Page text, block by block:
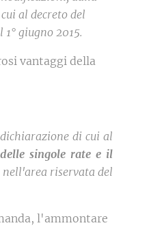
al decreto del
giugno 2015.
vantaggi della
di cui al
singole rate e il
riservata del
l'ammontare